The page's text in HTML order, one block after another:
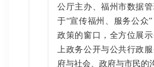
公厅主办、福州市数据
于“宣传福州、服务公众
政策的窗口，全方位展
上政务公开与公共行政
府与社会、政府与市民的